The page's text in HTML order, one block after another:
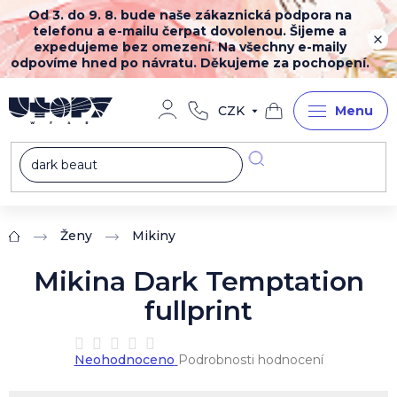
Přejít
na
obsah
Od 3. do 9. 8. bude naše zákaznická podpora na
telefonu a e-mailu čerpat dovolenou. Šijeme a
expedujeme bez omezení. Na všechny e-maily
odpovíme hned po návratu. Děkujeme za pochopení.
CZK
Nákupní
košík
Domů Ženy Mikiny
Mikina Dark Temptation
fullprint
Průměrné
hodnocení
Neohodnoceno Podrobnosti hodnocení